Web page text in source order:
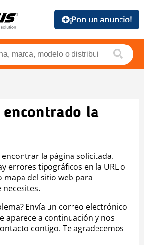
¡Pon un anuncio!
encontrado la
la página solicitada.
errores tipográficos en la URL o
mapa del sitio web para
Envía un correo electrónico
aparece a continuación y nos
contigo. Te agradecemos